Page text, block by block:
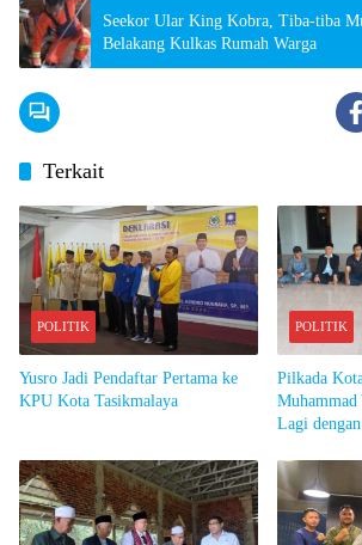
Seekor Ular King Kobra, Tiba-tiba
Belakang Kulkas Rumah Warga
Terkait
POLITIK
Yusro Jadi Pendaftar Pertama ke
KPU Kota Tasikmalaya
POLITIK
Pilkada
Muhammad
Lagi